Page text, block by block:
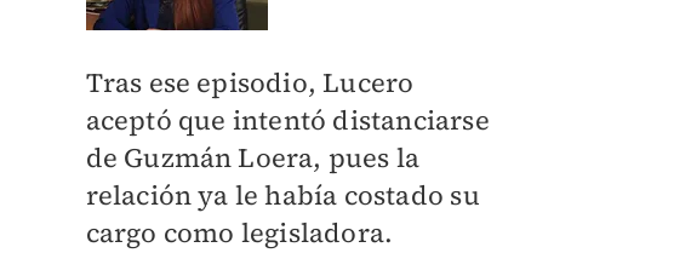
Tras ese episodio, Lucero
aceptó que intentó distanciarse
de Guzmán Loera, pues la
relación ya le había costado su
cargo como legisladora.